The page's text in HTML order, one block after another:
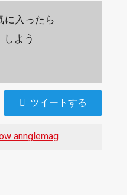
に入ったら
しよう
ツイートする
annglemag